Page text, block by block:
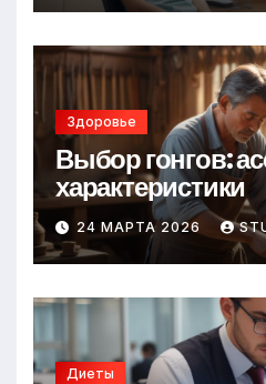
Здоровье
Выбор гонгов:
характеристики
24 МАРТА 2026
Диеты